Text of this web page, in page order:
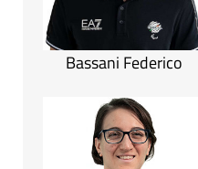
Bassani Federico